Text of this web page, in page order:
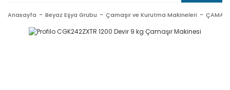
Anasayfa Beyaz Eşya Grubu Çamaşır ve Kurutma Makineleri